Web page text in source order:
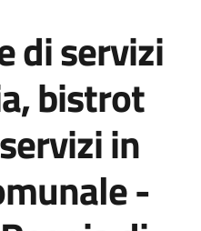
di servizi
bistrot
in
-